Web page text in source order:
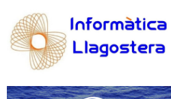
PUBLICITAT